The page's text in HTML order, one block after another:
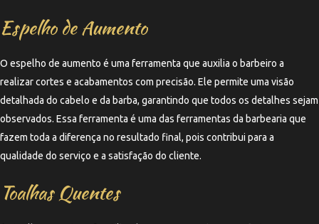
Espelho de Aumento
O espelho de aumento é uma ferramenta que auxilia o barbeiro a
realizar cortes e acabamentos com precisão. Ele permite uma visão
detalhada do cabelo e da barba, garantindo que todos os detalhes sejam
observados. Essa ferramenta é uma das ferramentas da barbearia que
fazem toda a diferença no resultado final, pois contribui para a
qualidade do serviço e a satisfação do cliente.
Toalhas Quentes